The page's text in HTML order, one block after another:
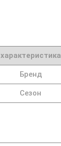
характеристика
Бренд
Сезон